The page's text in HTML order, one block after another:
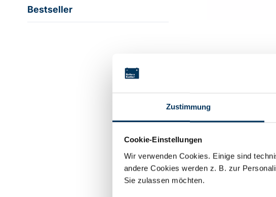
Zustimmung
Cookie-Einstellungen
Wir verwenden Cookies. Einige sind
andere Cookies werden z. B. zur
Sie zulassen möchten.
Bestseller
+100% extra Life
Technische
Spannung: